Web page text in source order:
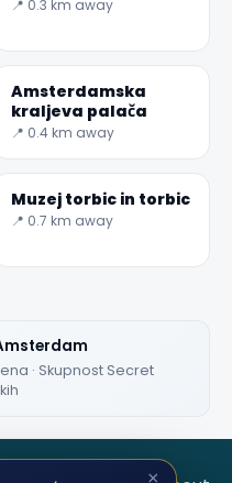
📍 0.3 km away
Amsterdamska
kraljeva palača
📍 0.4 km away
Muzej torbic in torbic
📍 0.7 km away
· Skupnost Secret
×